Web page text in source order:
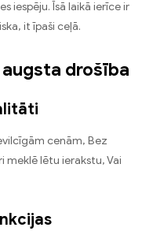
iespēju. Īsā laikā ierīce ir
it īpaši ceļā.
drošība
cenām, Bez
meklē lētu ierakstu, Vai